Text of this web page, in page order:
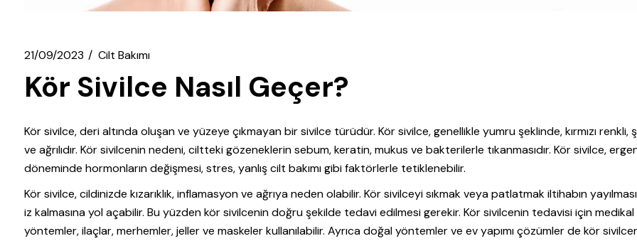
21/09/2023 Cilt Bakımı
Kör Sivilce Nasıl Geçer?
Kör sivilce, deri altında oluşan ve yüzeye çıkmayan bir sivilce türüdür. Kör sivilce, genellikle yumru şeklinde, kırmızı renkli,
ve ağrılıdır. Kör sivilcenin nedeni, ciltteki gözeneklerin sebum, keratin, mukus ve bakterilerle tıkanmasıdır. Kör sivilce,
döneminde hormonların değişmesi, stres, yanlış cilt bakımı gibi faktörlerle tetiklenebilir.
Kör sivilce, cildinizde kızarıklık, inflamasyon ve ağrıya neden olabilir. Kör sivilceyi sıkmak veya patlatmak iltihabın
iz kalmasına yol açabilir. Bu yüzden kör sivilcenin doğru şekilde tedavi edilmesi gerekir. Kör sivilcenin tedavisi için medikal
yöntemler, ilaçlar, merhemler, jeller ve maskeler kullanılabilir. Ayrıca doğal yöntemler ve ev yapımı çözümler de kör